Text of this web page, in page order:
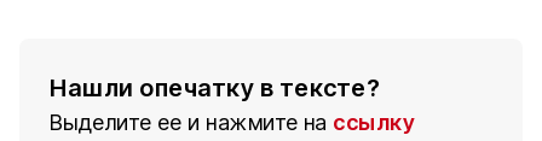
Нашли опечатку в тексте?
Выделите ее и нажмите на ссылку